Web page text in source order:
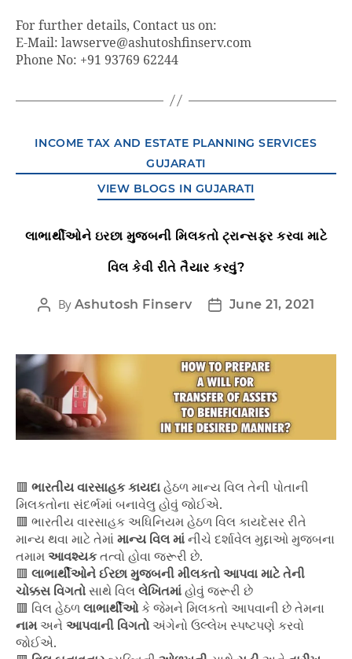
For further details, Contact us on:
E-Mail: lawserve@ashutoshfinserv.com
Phone No: +91 93769 62244
INCOME TAX AND ESTATE PLANNING SERVICES
GUJARATI
VIEW BLOGS IN GUJARATI
લાભાર્થીઓને ઇરછા મુજબની મિલકતો ટ્રાન્સફર કરવા માટે
વિલ કેવી રીતે તૈયાર કરવું?
By Ashutosh Finserv June 21, 2021
🟥 ભારતીય વારસાહક કાયદા હેઠળ માન્ય વિલ તેની પોતાની
મિલકતોના સંદર્ભમાં બનાવેલુ હોવું જોઈએ.
🟥 ભારતીય વારસાહક અધિનિયમ હેઠળ વિલ કાયદેસર રીતે
માન્ય થવા માટે તેમાં માન્ય વિલ માં નીચે દર્શાવેલ મુદ્દાઓ મુજબના
તમામ આવશ્યકતત્વો હોવા જરૂરી છે.
🟥 લાભાર્થીઓને ઈરછા મુજબની મીલકતો આપવા માટે તેની
ચોક્કસ વિગતો સાથે વિલ લેખિતમાં હોવું જરૂરી છે
🟥 વિલ હેઠળ લાભાર્થીઓકે જેમને મિલકતો આપવાની છે તેમના
નામઅને આપવાની વિગતો અંગેનો ઉલ્લેખ સ્પષ્ટપણે કરવો
જોઈએ.